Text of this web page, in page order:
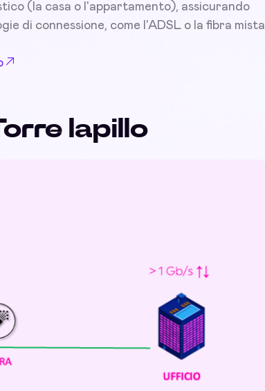
(la casa o l'appartamento), assicurando
di connessione, come l'ADSL o la fibra mista
lapillo